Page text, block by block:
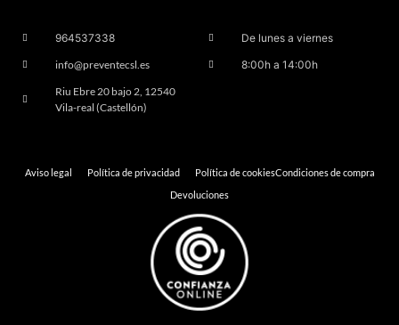
964537338
info@preventecsl.es
Riu Ebre 20 bajo 2, 12540
Vila-real (Castellón)
De lunes a viernes
8:00h a 14:00h
Aviso legal Política de privacidad Política de cookiesCondiciones de compra
Devoluciones